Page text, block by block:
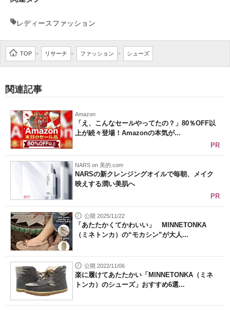
企業向けIT製品の総合サイト
製造業のIT導入・活用を支援
モノづくり技術者専門サイト
エレクトロニクス専門サイト
電子設計の基本と応用
エネルギーの専門メディア
建設×テクノロジーの最前線
ちょっと気になるネットの話題
レディースファッション
TOP > リサーチ > ファッション > シューズ
関連記事
Amazon
「え、こんなセールやってたの？」80％OFF以
上が続々登場！Amazonの本気が...
PR
NARS on 美的.com
NARSの新クレンジングオイルで毎朝、メイク
映えする潤い美肌へ
PR
公開 2025/11/22
「あたたかくてかわいい」 MINNETONKA
（ミネトンカ）の“モカシン”が大人...
公開 2022/11/06
楽に履けてあたたかい「MINNETONKA（ミネ
トンカ）のシューズ」おすすめ6選...